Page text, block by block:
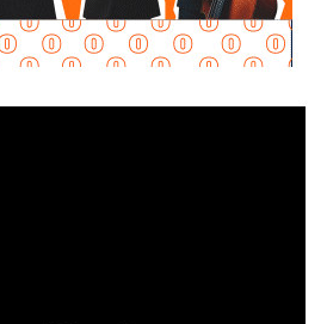
los peatones? ¿Quién piensa
la calle sin tener que subirse